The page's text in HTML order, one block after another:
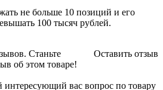
не больше 10 позиций и его
100 тысяч рублей.
Оставить отзыв
Станьте
об этом товаре!
вас вопрос по товару